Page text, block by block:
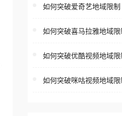
亚、欧洲
台一样，
地区播放。 遇到这个
在海外打
所在的
门、台湾
区时，网
如何突破爱奇艺地域限制
如何突破喜马拉雅地域限
如何突破优酷视频地域限
如何突破咪咕视频地域限